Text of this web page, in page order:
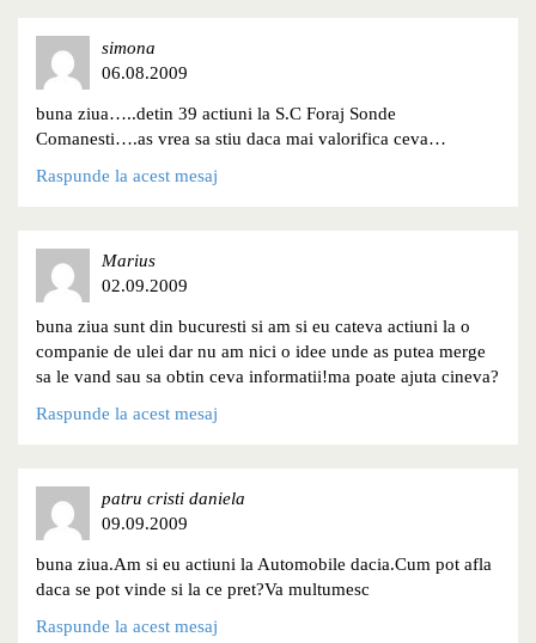
simona
06.08.2009
buna ziua…..detin 39 actiuni la S.C Foraj Sonde
Comanesti….as vrea sa stiu daca mai valorifica ceva…
Raspunde la acest mesaj
Marius
02.09.2009
buna ziua sunt din bucuresti si am si eu cateva actiuni la o
companie de ulei dar nu am nici o idee unde as putea merge
sa le vand sau sa obtin ceva informatii!ma poate ajuta cineva?
Raspunde la acest mesaj
patru cristi daniela
09.09.2009
buna ziua.Am si eu actiuni la Automobile dacia.Cum pot afla
daca se pot vinde si la ce pret?Va multumesc
Raspunde la acest mesaj